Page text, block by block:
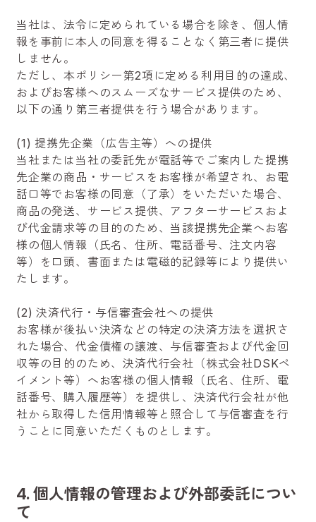
当社は、法令に定められている場合を除き、個人情
報を事前に本人の同意を得ることなく第三者に提供
しません。
ただし、本ポリシー第2項に定める利用目的の達成、
およびお客様へのスムーズなサービス提供のため、
以下の通り第三者提供を行う場合があります。
(1) 提携先企業（広告主等）への提供
当社または当社の委託先が電話等でご案内した提携
先企業の商品・サービスをお客様が希望され、お電
話口等でお客様の同意（了承）をいただいた場合、
商品の発送、サービス提供、アフターサービスおよ
び代金請求等の目的のため、当該提携先企業へお客
様の個人情報（氏名、住所、電話番号、注文内容
等）を口頭、書面または電磁的記録等により提供い
たします。
(2) 決済代行・与信審査会社への提供
お客様が後払い決済などの特定の決済方法を選択さ
れた場合、代金債権の譲渡、与信審査および代金回
収等の目的のため、決済代行会社（株式会社DSKペ
イメント等）へお客様の個人情報（氏名、住所、電
話番号、購入履歴等）を提供し、決済代行会社が他
社から取得した信用情報等と照合して与信審査を行
うことに同意いただくものとします。
4. 個人情報の管理および外部委託につい
て